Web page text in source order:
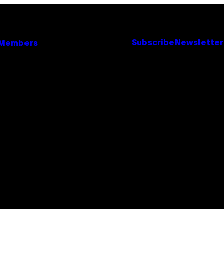
Subscribe Newsletter